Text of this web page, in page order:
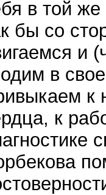
в той
бы со
и
в
к
к